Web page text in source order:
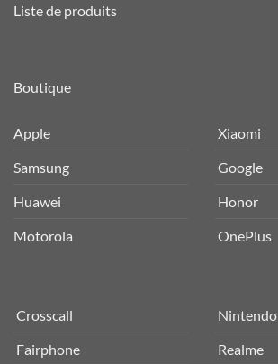
Liste de produits
Boutique
Apple
Samsung
Huawei
Motorola
Xiaomi
Google
Honor
OnePlus
Crosscall
Fairphone
Nintendo
Realme